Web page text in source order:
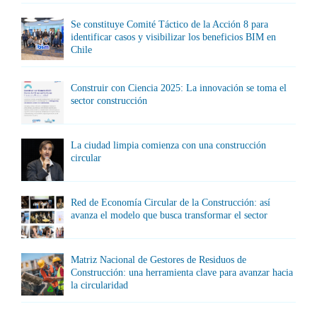
Se constituye Comité Táctico de la Acción 8 para
identificar casos y visibilizar los beneficios BIM en
Chile
Construir con Ciencia 2025: La innovación se toma el
sector construcción
La ciudad limpia comienza con una construcción
circular
Red de Economía Circular de la Construcción: así
avanza el modelo que busca transformar el sector
Matriz Nacional de Gestores de Residuos de
Construcción: una herramienta clave para avanzar hacia
la circularidad